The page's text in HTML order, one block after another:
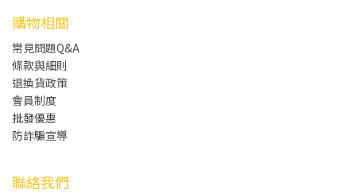
購物相關
常見問題Q&A
條款與細則
退換貨政策
會員制度
批發優惠
防詐騙宣導
聯絡我們